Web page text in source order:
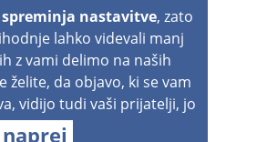
nastavitve, zato
lahko videvali manj
z vami delimo na naših
želite, da objavo, ki se vam
vidijo tudi vaši prijatelji, jo